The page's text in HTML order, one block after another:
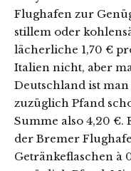
Flughafen zur
stillem oder
lächerliche 1,70 €
Italien nicht, aber
Deutschland ist
zuzüglich Pfand
Summe also 4,20 €.
der Bremer
Getränkeflaschen à